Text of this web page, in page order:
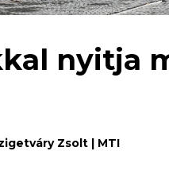
nyitja
Zsolt | MTI